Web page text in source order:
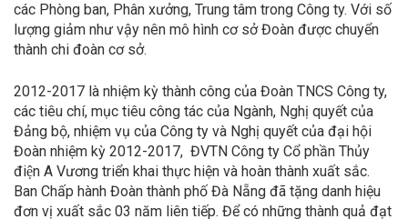
các Phòng ban, Phân xưởng, Trung tâm trong Công ty. Với số
lượng giảm như vậy nên mô hình cơ sở Đoàn được chuyển
thành chi đoàn cơ sở.
2012-2017 là nhiệm kỳ thành công của Đoàn TNCS Công ty,
các tiêu chí, mục tiêu công tác của Ngành, Nghị quyết của
Đảng bộ, nhiệm vụ của Công ty và Nghị quyết của đại hội
Đoàn nhiệm kỳ 2012-2017, ĐVTN Công ty Cổ phần Thủy
điện A Vương triển khai thực hiện và hoàn thành xuất sắc.
Ban Chấp hành Đoàn thành phố Đà Nẵng đã tặng danh hiệu
đơn vị xuất sắc 03 năm liên tiếp. Để có những thành quả đạt